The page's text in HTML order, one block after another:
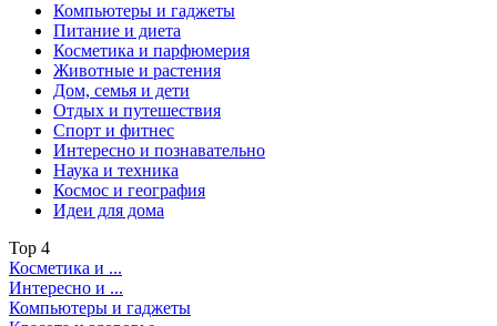
Компьютеры и гаджеты
Питание и диета
Косметика и парфюмерия
Животные и растения
Дом, семья и дети
Отдых и путешествия
Спорт и фитнес
Интересно и познавательно
Наука и техника
Космос и география
Идеи для дома
Top 4
Косметика и ...
Интересно и ...
Компьютеры и гаджеты